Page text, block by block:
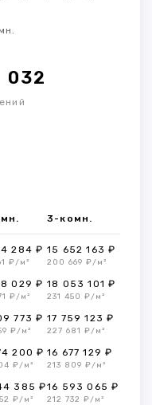
032
3-комн.
284 ₽
₽/м²
15 652 163 ₽
200 669 ₽/м²
029 ₽
₽/м²
18 053 101 ₽
231 450 ₽/м²
773 ₽
₽/м²
17 759 123 ₽
227 681 ₽/м²
200 ₽
₽/м²
16 677 129 ₽
213 809 ₽/м²
385 ₽
₽/м²
16 593 065 ₽
212 732 ₽/м²